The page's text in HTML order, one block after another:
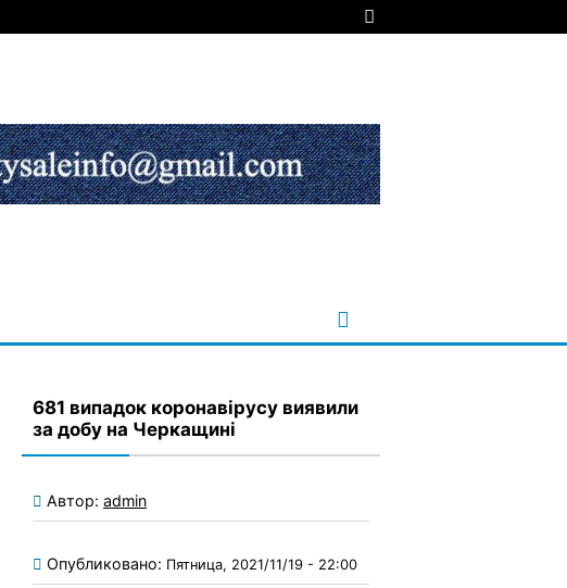
681 випадок коронавірусу виявили
за добу на Черкащині
Автор: admin
Опубликовано: Пятница, 2021/11/19 - 22:00